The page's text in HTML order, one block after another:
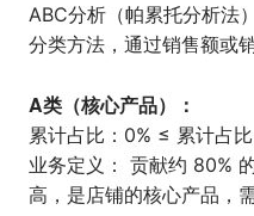
ABC分析（帕累托分析法
分类方法，通过销售额或
A类（核心产品）：
累计占比：0% ≤ 累计占
业务定义： 贡献约 80%
高，是店铺的核心产品，